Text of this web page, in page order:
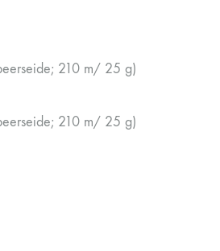
210 m/ 25 g)
210 m/ 25 g)